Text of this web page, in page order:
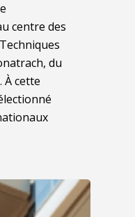
centre des
du
À cette